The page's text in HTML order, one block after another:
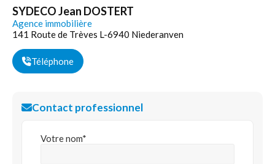
SYDECO Jean DOSTERT
Agence immobilière
141 Route de Trèves L-6940 Niederanven
Téléphone
Contact professionnel
Votre nom*